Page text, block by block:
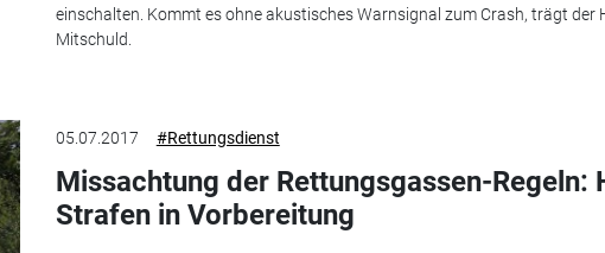
einschalten. Kommt es ohne akustisches Warnsignal zum Crash, trägt der
Mitschuld.
05.07.2017 #Rettungsdienst
Missachtung der Rettungsgassen-Regeln:
Strafen in Vorbereitung